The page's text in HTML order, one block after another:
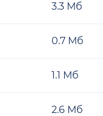
3.3 Мб
0.7 Мб
1.1 Мб
2.6 Мб